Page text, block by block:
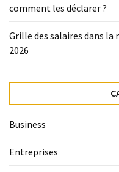
comment les déclarer ?
Grille des salaires dans
2026
Business
Entreprises